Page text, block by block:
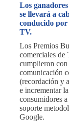
Los
se llevará a
conducido por
TV.
Los Premios
comerciales de
cumplieron
comunicación
(recordación y
e incrementar
consumidores
soporte
Google.